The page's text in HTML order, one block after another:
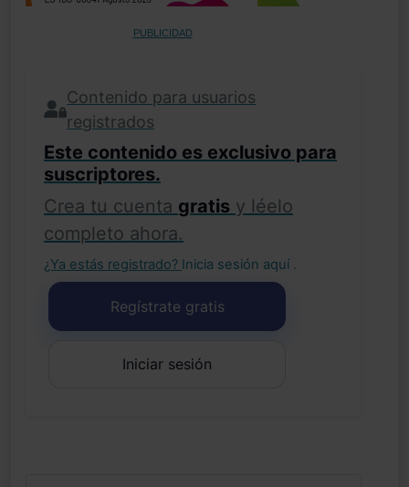
PUBLICIDAD
Contenido para usuarios
registrados
Este contenido es exclusivo para
suscriptores.
Crea tu cuenta gratis y léelo
completo ahora.
¿Ya estás registrado? Inicia sesión aquí .
Regístrate gratis
Iniciar sesión